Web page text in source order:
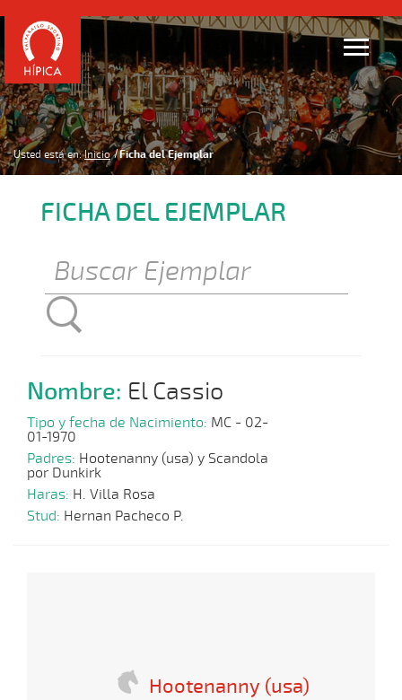
Usted está en: Inicio Ficha del Ejemplar
FICHA DEL EJEMPLAR
Nombre: El Cassio
Tipo y fecha de Nacimiento: MC - 02-
01-1970
Padres: Hootenanny (usa) y Scandola
por Dunkirk
Haras: H. Villa Rosa
Stud: Hernan Pacheco P.
Hootenanny (usa)